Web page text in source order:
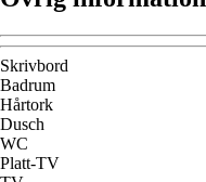
Skrivbord
Badrum
Hårtork
Dusch
WC
Platt-TV